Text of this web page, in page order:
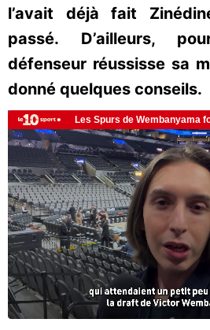
l’avait déjà fait
passé. D’ailleurs,
défenseur réussisse sa
donné quelques conseils.